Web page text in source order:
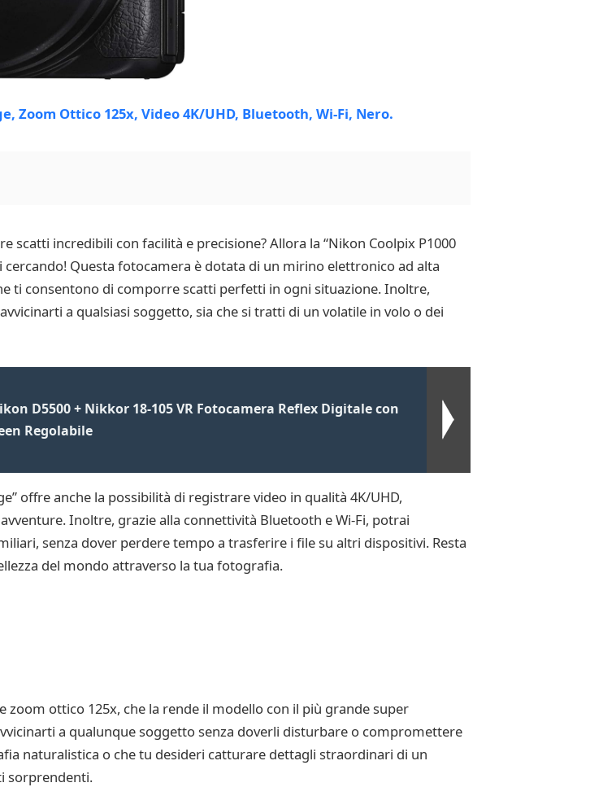
incredibili con facilità e precisione? Allora la “Nikon Coolpix P1000
Questa fotocamera è dotata di un mirino elettronico ad alta
ti consentono di comporre scatti perfetti in ogni situazione. Inoltre,
a qualsiasi soggetto, sia che si tratti di un volatile in volo o dei
D5500 + Nikkor 18-105 VR Fotocamera Reflex Digitale con
Regolabile
offre anche la possibilità di registrare video in qualità 4K/UHD,
Inoltre, grazie alla connettività Bluetooth e Wi-Fi, potrai
senza dover perdere tempo a trasferire i file su altri dispositivi. Resta
del mondo attraverso la tua fotografia.
zoom ottico 125x, che la rende il modello con il più grande super
a qualunque soggetto senza doverli disturbare o compromettere
naturalistica o che tu desideri catturare dettagli straordinari di un
sorprendenti.